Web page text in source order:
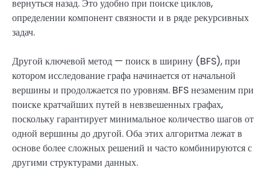
вернуться назад. Это удобно при поиске циклов,
определении компонент связности и в ряде рекурсивных
задач.
Другой ключевой метод — поиск в ширину (BFS), при
котором исследование графа начинается от начальной
вершины и продолжается по уровням. BFS незаменим при
поиске кратчайших путей в невзвешенных графах,
поскольку гарантирует минимальное количество шагов от
одной вершины до другой. Оба этих алгоритма лежат в
основе более сложных решений и часто комбинируются с
другими структурами данных.